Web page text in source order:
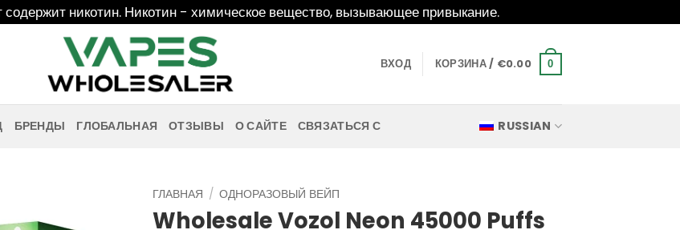
никотин. Никотин - химическое вещество, вызывающее привыкание.
ВХОД КОРЗИНА / €0.00 0
БРЕНДЫ ГЛОБАЛЬНАЯ ОТЗЫВЫ О САЙТЕ СВЯЗАТЬСЯ С RUSSIAN
ГЛАВНАЯ / ОДНОРАЗОВЫЙ ВЕЙП
Wholesale Vozol Neon 45000 Puffs